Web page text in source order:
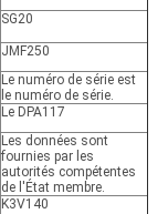
SG20
JMF250
Le numéro de série est
le numéro de série.
Le DPA117
Les données sont
fournies par les
autorités compétentes
de l'État membre.
K3V140